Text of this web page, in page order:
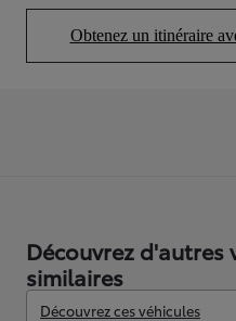
Obtenez un itinéraire
Découvrez d'autres
similaires
Découvrez ces véhicules